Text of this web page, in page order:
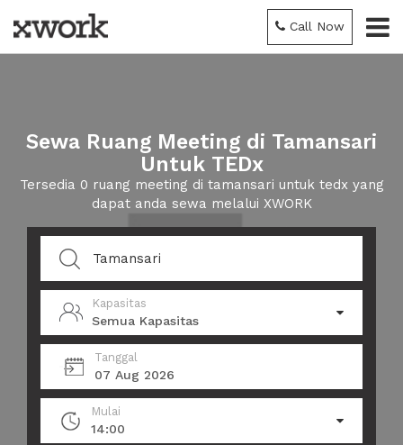
Call Now
Sewa Ruang Meeting di Tamansari
Untuk TEDx
Tersedia 0 ruang meeting di tamansari untuk tedx yang
dapat anda sewa melalui XWORK
Kapasitas
Semua Kapasitas
Tanggal
07 Aug 2026
Mulai
14:00